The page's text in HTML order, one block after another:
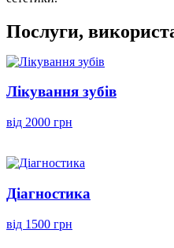
Послуги,
Лікування зубів
від 2000 грн
Діагностика
від 1500 грн